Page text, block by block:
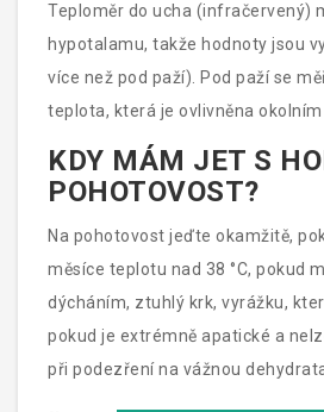
Teploměr do ucha (infračervený)
hypotalamu, takže hodnoty jsou
více než pod paží). Pod paží se
teplota, která je ovlivněna
porovnávajte hodnoty ze stejného
KDY MÁM JET S
POHOTOVOST?
Na pohotovost jeďte okamžitě,
měsíce teplotu nad 38 °C, pokud
dýcháním, ztuhlý krk, vyrážku,
pokud je extrémně apatické a
při podezření na vážnou